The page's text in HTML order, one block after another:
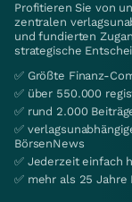
Profitieren Sie von
zentralen
und fundierten
strategische
✅ Größte Finanz-
✅ über 550.000
✅ rund 2.000
✅
BörsenNews
✅ Jederzeit einfach
✅ mehr als 25 Jahre